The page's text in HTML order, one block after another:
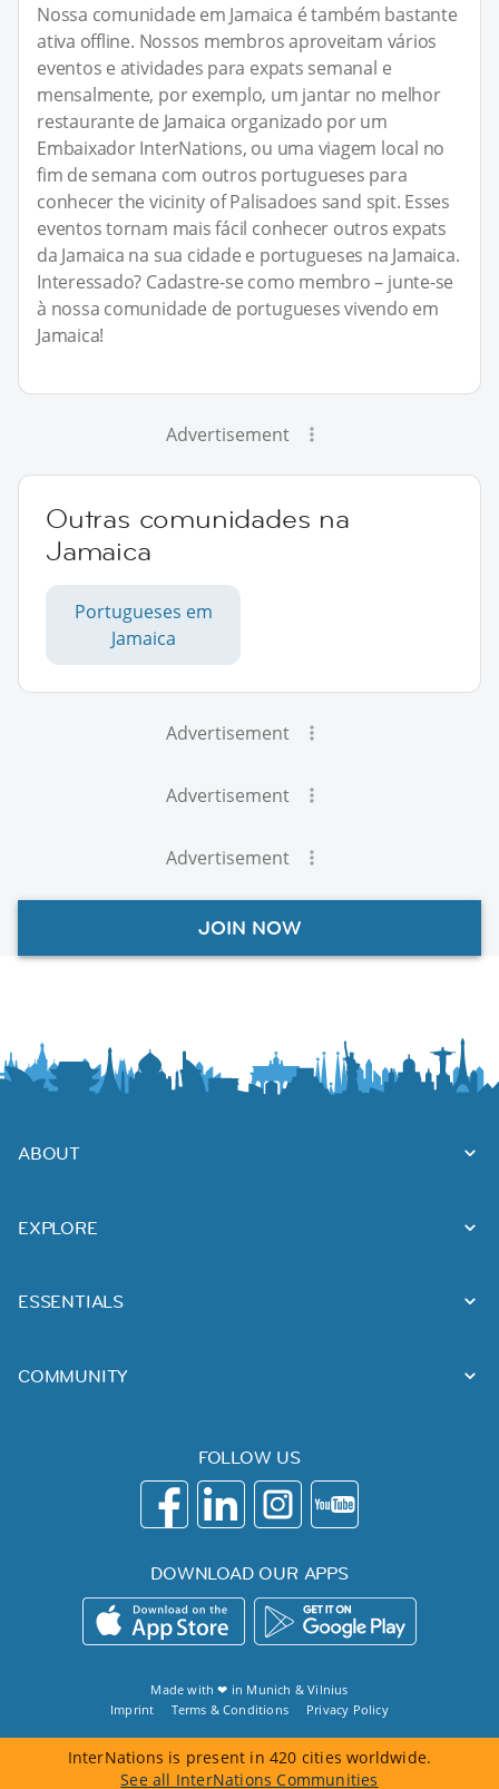
Nossa comunidade em Jamaica é também bastante
ativa offline. Nossos membros aproveitam vários
eventos e atividades para expats semanal e
mensalmente, por exemplo, um jantar no melhor
restaurante de Jamaica organizado por um
Embaixador InterNations, ou uma viagem local no
fim de semana com outros portugueses para
conhecer the vicinity of Palisadoes sand spit. Esses
eventos tornam mais fácil conhecer outros expats
da Jamaica na sua cidade e portugueses na Jamaica.
Interessado? Cadastre-se como membro – junte-se
à nossa comunidade de portugueses vivendo em
Jamaica!
Advertisement
Outras comunidades na
Jamaica
Portugueses em
Jamaica
Advertisement
Advertisement
Advertisement
JOIN NOW
ABOUT
EXPLORE
ESSENTIALS
COMMUNITY
FOLLOW US
DOWNLOAD OUR APPS
Made with ❤ in Munich &Vilnius
Imprint
Terms & Conditions Privacy Policy
InterNations is present in 420 cities worldwide.
See all InterNations Communities